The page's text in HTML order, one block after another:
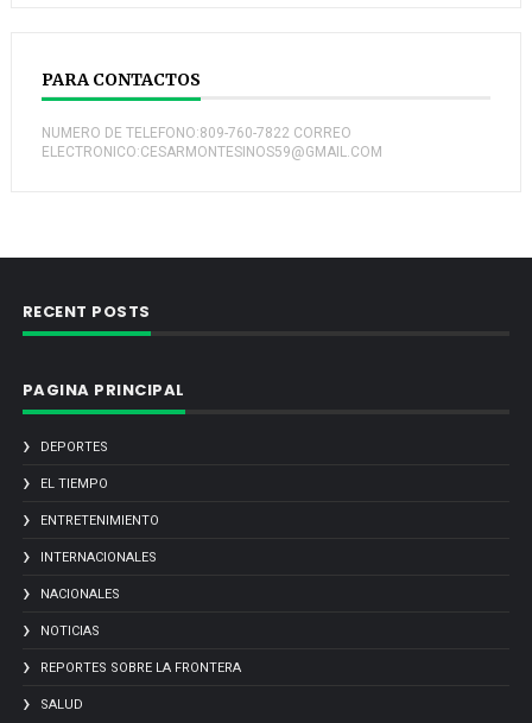
PARA CONTACTOS
NUMERO DE TELEFONO:809-760-7822 CORREO
ELECTRONICO:CESARMONTESINOS59@GMAIL.COM
RECENT POSTS
PAGINA PRINCIPAL
DEPORTES
EL TIEMPO
ENTRETENIMIENTO
INTERNACIONALES
NACIONALES
NOTICIAS
REPORTES SOBRE LA FRONTERA
SALUD